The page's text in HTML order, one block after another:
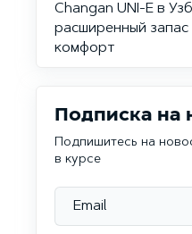
Changan UNI-E в
расширенный
комфорт
Подписка на
Подпишитесь на
в курсе